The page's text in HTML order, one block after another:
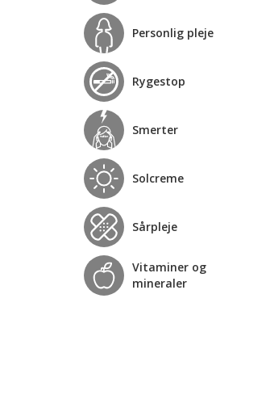
Personlig pleje
Rygestop
Smerter
Solcreme
Sårpleje
Vitaminer og
mineraler